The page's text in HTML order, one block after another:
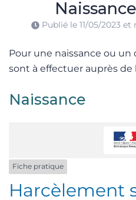
Publié le 11/05/2023 et
Pour une naissance ou un
sont à effectuer auprès de
Naissance
Fiche pratique
Harcèlement